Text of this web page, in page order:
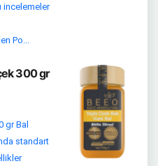
incelemeler
Po...
300 gr
gr Bal
standart